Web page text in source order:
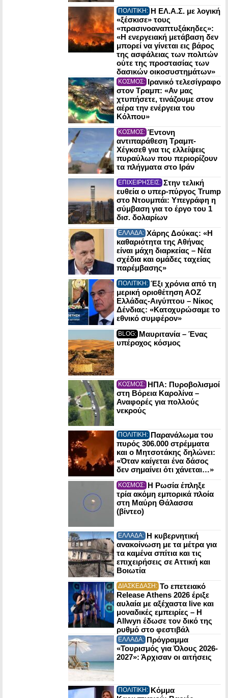
ΠΟΛΙΤΙΚΗ: Η ΕΛ.Α.Σ. με λογική
«ξέσκισε» τους
«πρασινοαναπτυξάκηδες»:
«Η ενεργειακή μετάβαση δεν
μπορεί να γίνεται εις βάρος
της ασφάλειας των πολιτών
ούτε της προστασίας των
δασικών οικοσυστημάτων»
ΚΟΣΜΟΣ: Ιρανικό τελεσίγραφο
στον Τραμπ: «Αν μας
χτυπήσετε, τινάζουμε στον
αέρα την ενέργεια του
Κόλπου»
ΚΟΣΜΟΣ: Έντονη
αντιπαράθεση Τραμπ-
Χέγκσεθ για τις ελλείψεις
πυραύλων που περιορίζουν
τα πλήγματα στο Ιράν
ΕΠΙΧΕΙΡΗΣΕΙΣ: Στην τελική
ευθεία ο υπερ-πύργος Trump
στο Ντουμπάι: Υπεγράφη η
σύμβαση για το έργο του 1
δισ. δολαρίων
ΕΛΛΑΔΑ: Χάρης Δούκας: «Η
καθαριότητα της Αθήνας
είναι μάχη διαρκείας – Νέα
σχέδια και ομάδες ταχείας
παρέμβασης»
ΠΟΛΙΤΙΚΗ: Έξι χρόνια από τη
μερική οριοθέτηση ΑΟΖ
Ελλάδας-Αιγύπτου – Νίκος
Δένδιας: «Κατοχυρώσαμε το
εθνικό συμφέρον»
BLOG: Μαυριτανία – Ένας
υπέροχος κόσμος
ΚΟΣΜΟΣ: ΗΠΑ: Πυροβολισμοί
στη Βόρεια Καρολίνα –
Αναφορές για πολλούς
νεκρούς
ΠΟΛΙΤΙΚΗ: Παρανάλωμα του
πυρός 306.000 στρέμματα
και ο Μητσοτάκης δηλώνει:
«Όταν καίγεται ένα δάσος
δεν σημαίνει ότι χάνεται…»
ΚΟΣΜΟΣ: Η Ρωσία έπληξε
τρία ακόμη εμπορικά πλοία
στη Μαύρη Θάλασσα
(βίντεο)
ΕΛΛΑΔΑ: Η κυβερνητική
ανακοίνωση με τα μέτρα για
τα καμένα σπίτια και τις
επιχειρήσεις σε Αττική και
Βοιωτία
ΔΙΑΣΚΕΔΑΣΗ: Το επετειακό
Release Athens 2026 έριξε
αυλαία με αξέχαστα live και
μοναδικές εμπειρίες – Η
Allwyn έδωσε τον δικό της
ρυθμό στο φεστιβάλ
ΕΛΛΑΔΑ: Πρόγραμμα
«Τουρισμός για Όλους 2026-
2027»: Άρχισαν οι αιτήσεις
ΠΟΛΙΤΙΚΗ: Κόμμα